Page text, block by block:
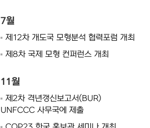
7월
제12차 개도국 모형분석 협력포럼 개최
제8차 국제 모형 컨퍼런스 개최
11월
제2차 격년갱신보고서(BUR)
UNFCCC 사무국에 제출